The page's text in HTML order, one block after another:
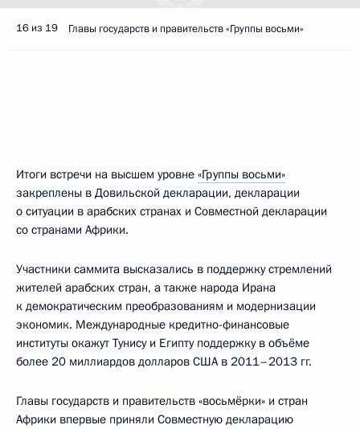
16 из 19 Главы государств и правительств «Группы восьми»
Итоги встречи на высшем уровне «Группы восьми»
закреплены в Довильской декларации, декларации
о ситуации в арабских странах и Совместной декларации
со странами Африки.
Участники саммита высказались в поддержку стремлений
жителей арабских стран, а также народа Ирана
к демократическим преобразованиям и модернизации
экономик. Международные кредитно-финансовые
институты окажут Тунису и Египту поддержку в объёме
более 20 миллиардов долларов США в 2011–2013 гг.
Главы государств и правительств «восьмёрки» и стран
Африки впервые приняли Совместную декларацию